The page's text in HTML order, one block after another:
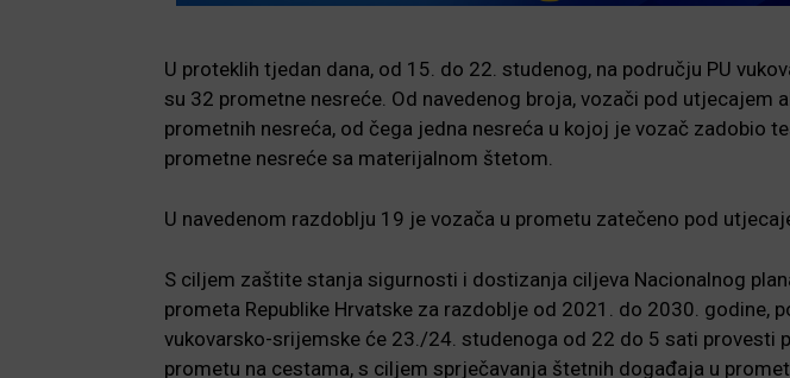
U proteklih tjedan dana, od 15. do 22. studenog, na području PU
su 32 prometne nesreće. Od navedenog broja, vozači pod utjecajem
prometnih nesreća, od čega jedna nesreća u kojoj je vozač zadobio
prometne nesreće sa materijalnom štetom.
U navedenom razdoblju 19 je vozača u prometu zatečeno pod
S ciljem zaštite stanja sigurnosti i dostizanja ciljeva Nacionalnog
prometa Republike Hrvatske za razdoblje od 2021. do 2030. godine,
vukovarsko-srijemske će 23./24. studenoga od 22 do 5 sati provesti
prometu na cestama, s ciljem sprječavanja štetnih događaja u